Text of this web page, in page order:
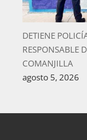
DETIENE
RESPONSABLE
COMANJILLA
agosto 5, 2026